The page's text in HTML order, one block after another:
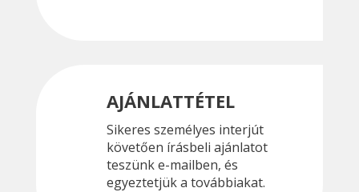
AJÁNLATTÉTEL
Sikeres személyes interjút
követően írásbeli ajánlatot
teszünk e-mailben, és
egyeztetjük a továbbiakat.